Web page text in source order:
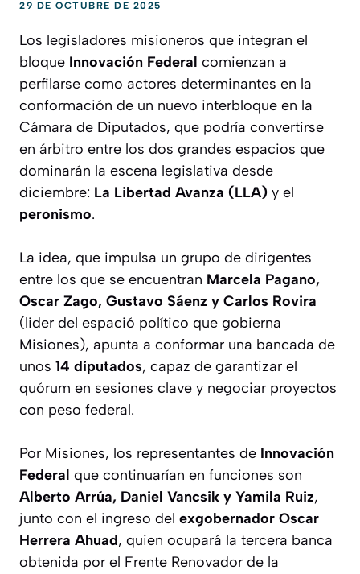
29 DE OCTUBRE DE 2025
Los legisladores misioneros que integran el
bloque Innovación Federal comienzan a
perfilarse como actores determinantes en la
conformación de un nuevo interbloque en la
Cámara de Diputados, que podría convertirse
en árbitro entre los dos grandes espacios que
dominarán la escena legislativa desde
diciembre: La Libertad Avanza (LLA) y el
peronismo.
La idea, que impulsa un grupo de dirigentes
entre los que se encuentran Marcela Pagano,
Oscar Zago, Gustavo Sáenz y Carlos Rovira
(lider del espació político que gobierna
Misiones), apunta a conformar una bancada de
unos 14 diputados, capaz de garantizar el
quórum en sesiones clave y negociar proyectos
con peso federal.
Por Misiones, los representantes de Innovación
Federal que continuarían en funciones son
Alberto Arrúa, Daniel Vancsik y Yamila Ruiz,
junto con el ingreso del exgobernador Oscar
Herrera Ahuad, quien ocupará la tercera banca
obtenida por el Frente Renovador de la